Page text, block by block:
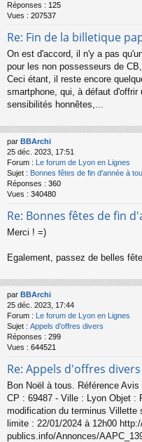
Réponses : 125
Vues : 207537
Re: Fin de la billetique
On est d'accord, il n'y a pas
pour les non possesseurs de
Ceci étant, il reste encore
smartphone, qui, à défaut
sensibilités honnêtes,...
par BBArchi
25 déc. 2023, 17:51
Forum : Le forum de Lyon en Lignes
Sujet : Bonnes fêtes de fin d'année à
Réponses : 360
Vues : 340480
Re: Bonnes fêtes de fin
Merci ! =)
Egalement, passez de belles
par BBArchi
25 déc. 2023, 17:44
Forum : Le forum de Lyon en Lignes
Sujet : Appels d'offres divers
Réponses : 299
Vues : 644521
Re: Appels d'offres divers
Bon Noël à tous. Référence
CP : 69487 - Ville : Lyon Objet :
modification du terminus Villette
limite : 22/01/2024 à 12h00
publics.info/Annonces/